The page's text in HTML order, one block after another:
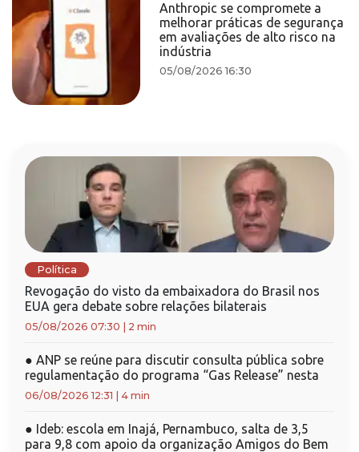
Anthropic se compromete a
melhorar práticas de segurança
em avaliações de alto risco na
indústria
05/08/2026 16:30
Política
Revogação do visto da embaixadora do Brasil nos
EUA gera debate sobre relações bilaterais
05/08/2026 07:30 2 min
● ANP se reúne para discutir consulta pública sobre
regulamentação do programa “Gas Release” nesta
06/08/2026 12:31 4 min
● Ideb: escola em Inajá, Pernambuco, salta de 3,5
para 9,8 com apoio da organização Amigos do Bem